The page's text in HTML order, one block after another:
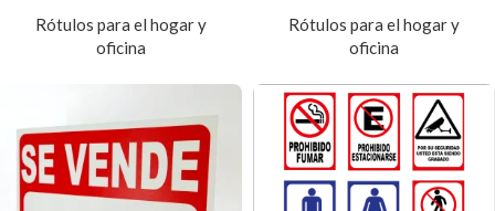
Rótulos para el hogar y
oficina
Rótulos para el hogar y
oficina